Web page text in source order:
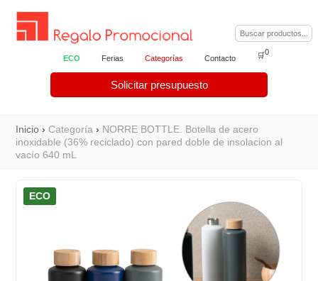
ECO Ferias Categorías Contacto
Solicitar presupuesto
🛒0
Inicio ›Categoría › NORRE BOTTLE. Botella de acero
inoxidable (36% reciclado) con pared doble de insolacion al
vacío 640 mL
ECO